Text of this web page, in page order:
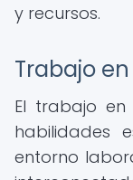
y recursos.
Trabajo
El trabajo
habilidades
entorno